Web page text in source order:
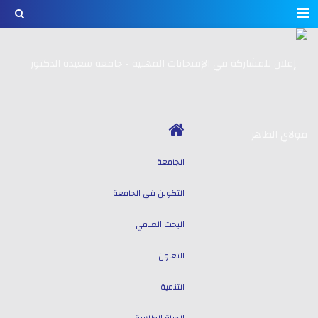
Menu
الجامعة
التكوين في الجامعة
البحث العلمي
التعاون
التنمية